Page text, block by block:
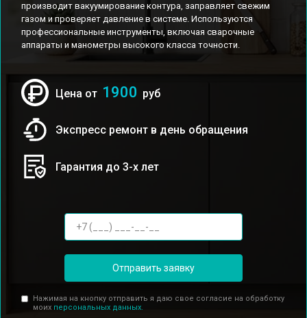
производит вакуумирование контура, заправляет свежим
газом и проверяет давление в системе. Используются
профессиональные инструменты, включая сварочные
аппараты и манометры высокого класса точности.
Цена от 1900 руб
Экспресс ремонт в день обращения
Гарантия до 3-х лет
Отправить заявку
Нажимая на кнопку отправить я даю свое согласие на обработку
моих персональных данных.